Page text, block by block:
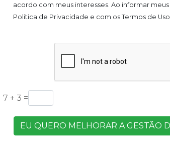
acordo com meus interesses. Ao informar
Política de Privacidade e com os Termos de
7 + 3 =
EU QUERO MELHORAR A GESTÃO